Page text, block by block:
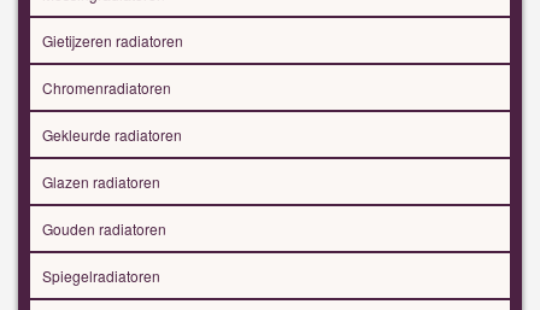
Gietijzeren radiatoren
Chromenradiatoren
Gekleurde radiatoren
Glazen radiatoren
Gouden radiatoren
Spiegelradiatoren